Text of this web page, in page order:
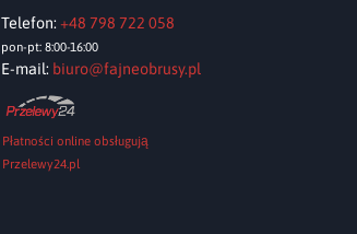
Telefon: +48 798 722 058
pon-pt: 8:00-16:00
E-mail: biuro@fajneobrusy.pl
Płatności online obsługują
Przelewy24.pl